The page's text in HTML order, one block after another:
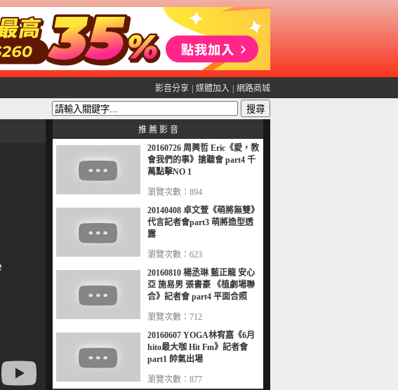
影音分享 媒體加入 網路商城
推 薦 影 音
20160726 周興哲 Eric《愛，教
會我們的事》搶聽會 part4 千
萬點擊NO 1
瀏覽次數：894
20140408 卓文萱《萌將無雙》
代言記者會part3 萌將造型透
露
瀏覽次數：623
20160810 楊丞琳 藍正龍 安心
亞 施易男 張書豪 《植劇場聯
合》記者會 part4 平面合照
瀏覽次數：712
20160607 YOGA林宥嘉《6月
hito最大咖 Hit Fm》記者會
part1 帥氣出場
瀏覽次數：877